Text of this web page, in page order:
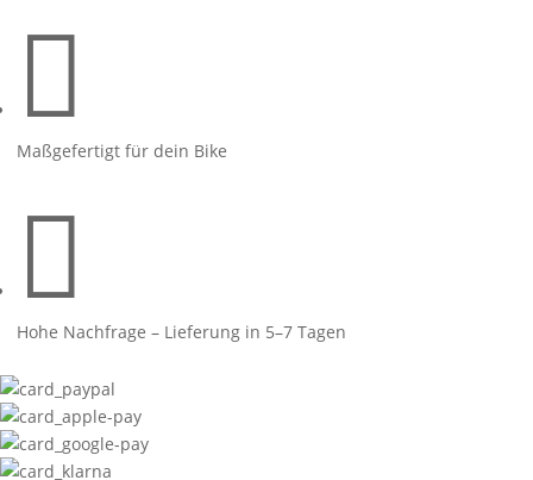

Maßgefertigt für dein Bike

Hohe Nachfrage – Lieferung in 5–7 Tagen